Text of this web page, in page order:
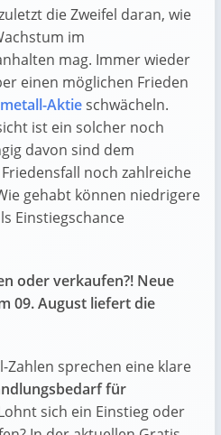
die Zweifel daran, wie
im
mag. Immer wieder
einen möglichen Frieden
Aktieschwächeln.
ist ein solcher noch
davon sind dem
noch zahlreiche
gehabt können niedrigere
Einstiegschance
oder verkaufen?! Neue
09. August liefert die
Zahlen sprechen eine klare
für
sich ein Einstieg oder